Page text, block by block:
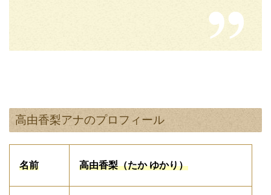
高由香梨アナのプロフィール
名前 高由香梨（たか ゆかり）